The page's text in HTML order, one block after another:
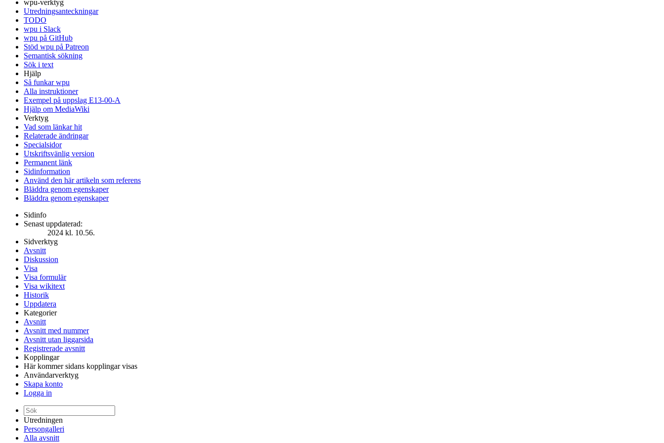
wpu-verktyg
Utredningsanteckningar
TODO
wpu i Slack
wpu på GitHub
Stöd wpu på Patreon
Semantisk sökning
Sök i text
Hjälp
Så funkar wpu
Alla instruktioner
Exempel på uppslag E13-00-A
Hjälp om MediaWiki
Verktyg
Vad som länkar hit
Relaterade ändringar
Specialsidor
Utskriftsvänlig version
Permanent länk
Sidinformation
Använd den här artikeln som referens
Bläddra genom egenskaper
Bläddra genom egenskaper
Sidinfo
Senast uppdaterad:
2024 kl. 10.56.
Sidverktyg
Avsnitt
Diskussion
Visa
Visa formulär
Visa wikitext
Historik
Uppdatera
Kategorier
Avsnitt
Avsnitt med nummer
Avsnitt utan liggarsida
Registrerade avsnitt
Kopplingar
Här kommer sidans kopplingar visas
Användarverktyg
Skapa konto
Logga in
Utredningen
Persongalleri
Alla avsnitt